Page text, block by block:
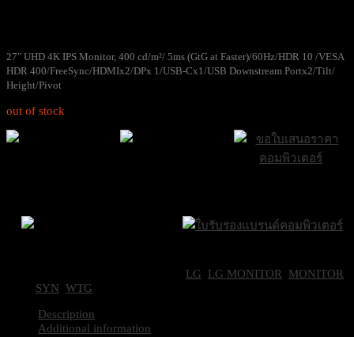
27″ UHD 4K IPS Monitor, 400 cd/m²/ 5ms (GtG at Faster)/60Hz/HDR 10 /VESA
HDR 400/FreeSync/HDMIx2/DPx 1/USB-Cx1/USB Downstream Portx2/Tilt/
Height/Pivot
out of stock
LG LG MONITOR
MONITOR
SYN WTG
Description
Additional information